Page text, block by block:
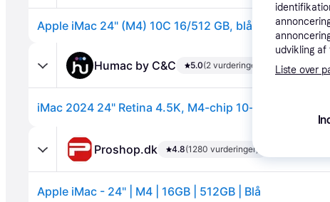
Apple iMac 24" (M4) 10C 16/512 GB, blå.
Humac by C&C 5.0(2 vurderinger)
Proshop.dk 4.8(1280 vurderinger)
Apple iMac - 24" | M4 | 16GB | 512GB | Blå
udvikling af
Liste over